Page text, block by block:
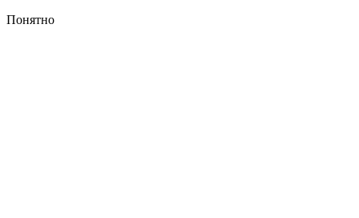
Понятно